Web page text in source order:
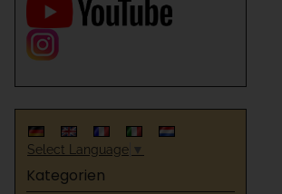
Select Language ▼
Kategorien